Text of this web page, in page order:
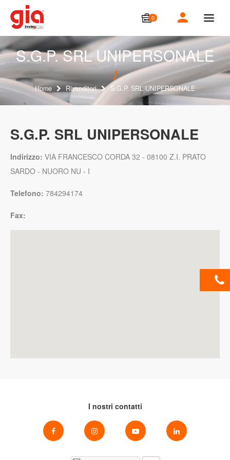
0
T
g
g
l
n
a
v
i
S.G.P. SRL UNIPERSONALE
Home Rivenditori S.G.P. SRL UNIPERSONALE
S.G.P. SRL UNIPERSONALE
Indirizzo: VIA FRANCESCO CORDA 32 - 08100 Z.I. PRATO
SARDO - NUORO NU - I
Telefono: 784294174
Fax:
I nostri contatti